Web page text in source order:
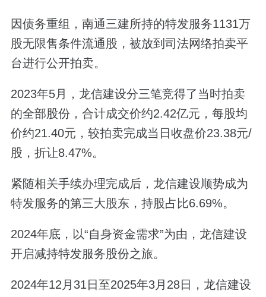
因债务重组，南通三建所持的特发服务1131万
股无限售条件流通股，被放到司法网络拍卖平
台进行公开拍卖。
2023年5月，龙信建设分三笔竞得了当时拍卖
的全部股份，合计成交价约2.42亿元，每股均
价约21.40元，较拍卖完成当日收盘价23.38元/
股，折让8.47%。
紧随相关手续办理完成后，龙信建设顺势成为
特发服务的第三大股东，持股占比6.69%。
2024年底，以“自身资金需求”为由，龙信建设
开启减持特发服务股份之旅。
2024年12月31日至2025年3月28日，龙信建设